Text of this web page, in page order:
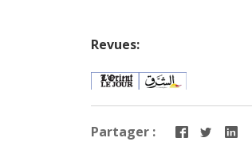
Revues:
Partager :